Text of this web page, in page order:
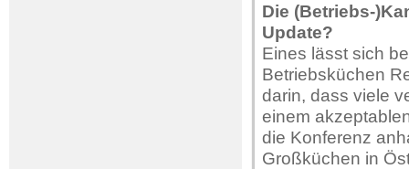
Die (Betriebs-
Update?
Eines lässt sich
Betriebsküchen
darin, dass viele
einem
die Konferenz
Großküchen in